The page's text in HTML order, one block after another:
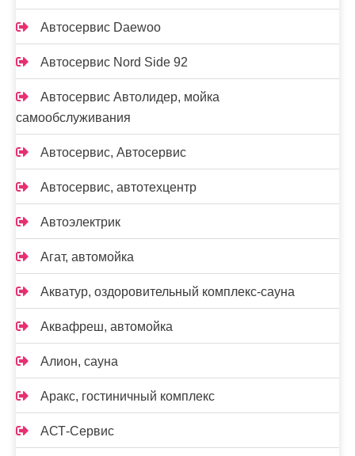
Автосервис Daewoo
Автосервис Nord Side 92
Автосервис Автолидер, мойка
самообслуживания
Автосервис, Автосервис
Автосервис, автотехцентр
Автоэлектрик
Агат, автомойка
Акватур, оздоровительный комплекс-сауна
Аквафреш, автомойка
Алион, сауна
Аракс, гостиничный комплекс
АСТ-Сервис